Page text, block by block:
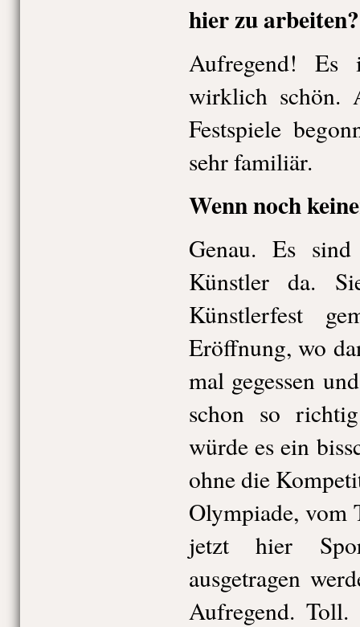
hier zu arbeiten?
Aufregend!
wirklich schön.
Festspiele
sehr familiär.
Wenn noch
Genau. Es
Künstler da.
Künstlerfest
Eröffnung, wo
mal gegessen
schon so
würde es ein
ohne die
Olympiade, vom
jetzt hier
ausgetragen
Aufregend.